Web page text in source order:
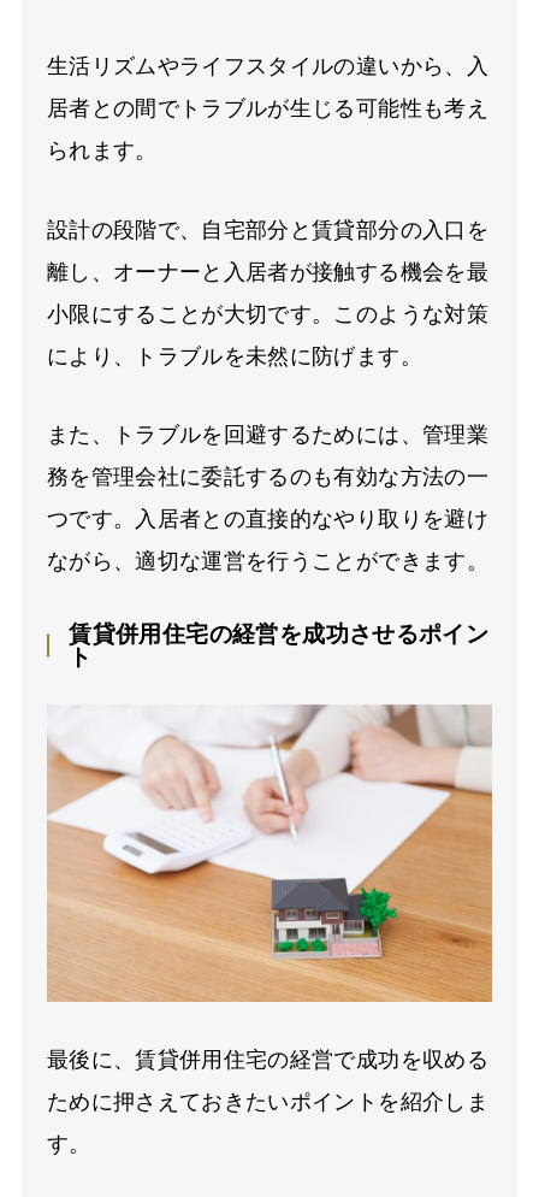
生活リズムやライフスタイルの違いから、入
居者との間でトラブルが生じる可能性も考え
られます。
設計の段階で、自宅部分と賃貸部分の入口を
離し、オーナーと入居者が接触する機会を最
小限にすることが大切です。このような対策
により、トラブルを未然に防げます。
また、トラブルを回避するためには、管理業
務を管理会社に委託するのも有効な方法の一
つです。入居者との直接的なやり取りを避け
ながら、適切な運営を行うことができます。
賃貸併用住宅の経営を成功させるポイン
ト
最後に、賃貸併用住宅の経営で成功を収める
ために押さえておきたいポイントを紹介しま
す。